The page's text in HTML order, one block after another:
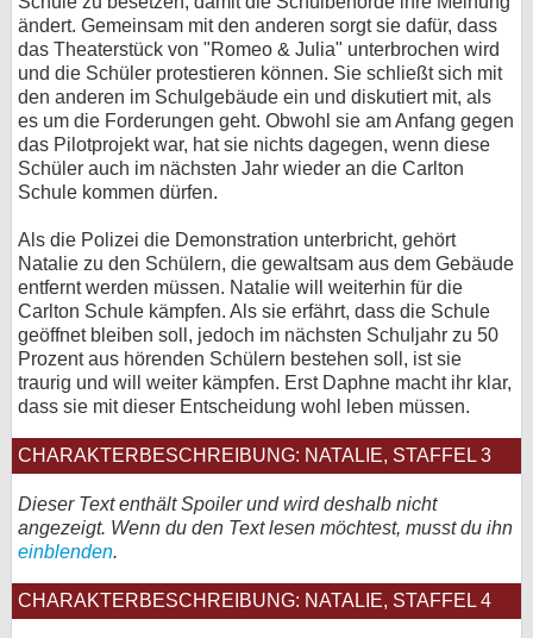
ändert. Gemeinsam mit den anderen sorgt sie dafür, dass
das Theaterstück von "Romeo & Julia" unterbrochen wird
und die Schüler protestieren können. Sie schließt sich mit
den anderen im Schulgebäude ein und diskutiert mit, als
es um die Forderungen geht. Obwohl sie am Anfang gegen
das Pilotprojekt war, hat sie nichts dagegen, wenn diese
Schüler auch im nächsten Jahr wieder an die Carlton
Schule kommen dürfen.
Als die Polizei die Demonstration unterbricht, gehört
Natalie zu den Schülern, die gewaltsam aus dem Gebäude
entfernt werden müssen. Natalie will weiterhin für die
Carlton Schule kämpfen. Als sie erfährt, dass die Schule
geöffnet bleiben soll, jedoch im nächsten Schuljahr zu 50
Prozent aus hörenden Schülern bestehen soll, ist sie
traurig und will weiter kämpfen. Erst Daphne macht ihr klar,
dass sie mit dieser Entscheidung wohl leben müssen.
CHARAKTERBESCHREIBUNG: NATALIE, STAFFEL 3
Dieser Text enthält Spoiler und wird deshalb nicht
angezeigt. Wenn du den Text lesen möchtest, musst du ihn
einblenden.
CHARAKTERBESCHREIBUNG: NATALIE, STAFFEL 4